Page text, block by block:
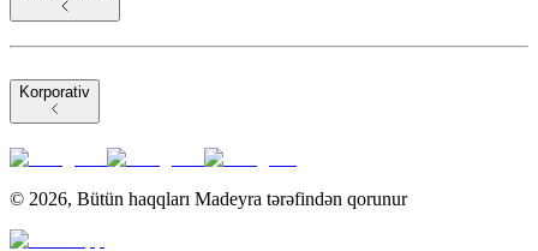
Korporativ
© 2026, Bütün haqqları Madeyra tərəfindən qorunur